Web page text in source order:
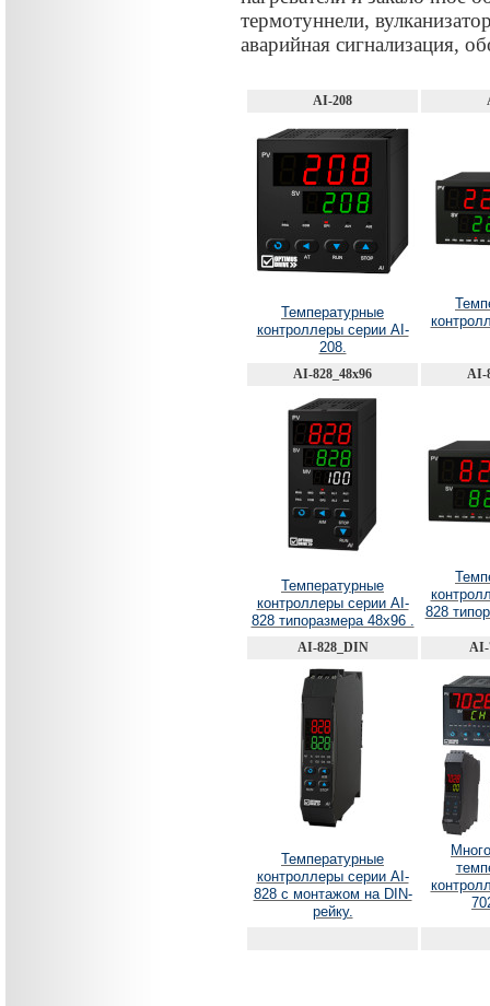
термотуннели,
аварийная сигнализация,
AI-208
Температурные
контроллеры серии AI-
208.
AI-828_48х96 AI-
Температурные
контроллеры серии AI-
828 типоразмера 48х96 .
828
AI-828_DIN AI-
Температурные
контроллеры серии AI-
828 с монтажом на DIN-
рейку.